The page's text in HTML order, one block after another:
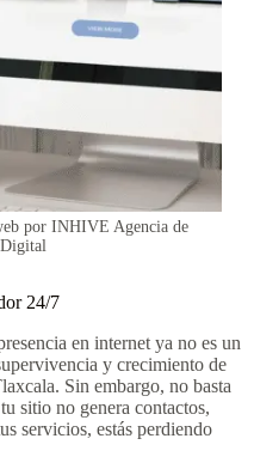
por INHIVE Agencia de
24/7
en internet ya no es un
y crecimiento de
Sin embargo, no basta
sitio no genera contactos,
servicios, estás perdiendo